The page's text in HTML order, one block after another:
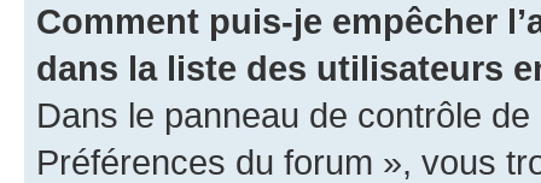
Comment puis-je empêcher
dans la liste des utilisateurs
Dans le panneau de contrôle
Préférences du forum », vous